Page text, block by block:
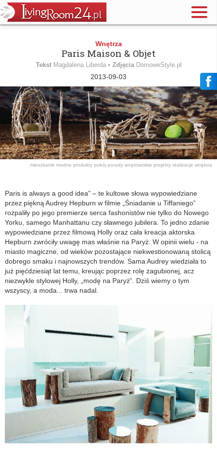
Wnętrza
Paris Maison & Objet
Tekst Magdalena Liberda • Zdjęcia DomoweStyle.pl
2013-09-03
mieszkanie modne produkty pokój porady wnętrzarskie projekty realizacje wnętrza
Paris is always a good idea” – te kultowe słowa wypowiedziane
przez piękną Audrey Hepburn w filmie „Śniadanie u Tiffaniego”
rozpaliły po jego premierze serca fashonistów nie tylko do Nowego
Yorku, samego Manhattanu czy sławnego jubilera. To jedno zdanie
wypowiedziane przez filmową Holly oraz cała kreacja aktorska
Hepburn zwróciły uwagę mas właśnie na Paryż. W opinii wielu - na
miasto magiczne, od wieków pozostające niekwestionowaną stolicą
dobrego smaku i najnowszych trendów. Sama Audrey wiedziała to
już pięćdziesiąt lat temu, kreując poprzez rolę zagubionej, acz
niezwykle stylowej Holly, „modę na Paryż”. Dziś wiemy o tym
wszyscy, a moda... trwa nadal.